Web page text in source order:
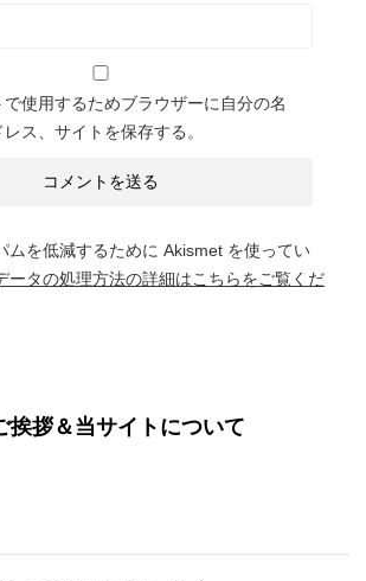
使用するためブラウザーに自分の名
ス、サイトを保存する。
ムを低減するために Akismet を使ってい
ータの処理方法の詳細はこちらをご覧くだ
挨拶＆当サイトについて